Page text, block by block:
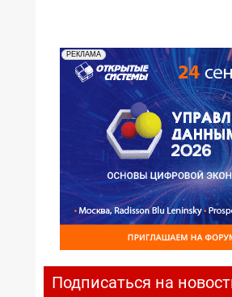
РЕКЛАМА
Подписаться на